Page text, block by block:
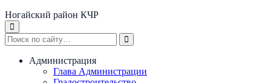
Ногайский район КЧР
Администрация
Глава Администрации